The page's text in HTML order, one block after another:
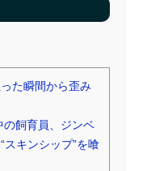
た瞬間から歪み
の飼育員、ジンベ
スキンシップ”を喰